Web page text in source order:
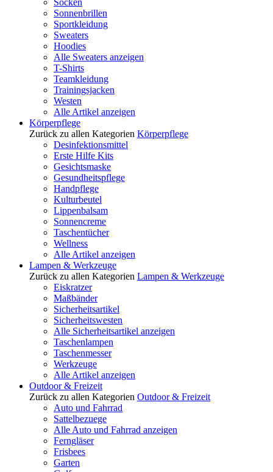
Socken
Sonnenbrillen
Sportkleidung
Sweaters
Hoodies
Alle Sweaters anzeigen
T-Shirts
Teamkleidung
Trainingsjacken
Westen
Alle Artikel anzeigen
Körperpflege
Zurück zu allen Kategorien Körperpflege
Desinfektionsmittel
Erste Hilfe Kits
Gesichtsmaske
Gesundheitspflege
Handpflege
Kulturbeutel
Lippenbalsam
Sonnencreme
Taschentücher
Wellness
Alle Artikel anzeigen
Lampen & Werkzeuge
Zurück zu allen Kategorien Lampen & Werkzeuge
Eiskratzer
Maßbänder
Sicherheitsartikel
Sicherheitswesten
Alle Sicherheitsartikel anzeigen
Taschenlampen
Taschenmesser
Werkzeuge
Alle Artikel anzeigen
Outdoor & Freizeit
Zurück zu allen Kategorien Outdoor & Freizeit
Auto und Fahrrad
Sattelbezuege
Alle Auto und Fahrrad anzeigen
Ferngläser
Frisbees
Garten